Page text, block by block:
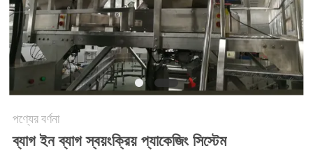
SITEMAP
গোপনীয়তা
নীতি
পণ্যের বর্ণনা
ব্যাগ ইন ব্যাগ স্বয়ংক্রিয় প্যাকেজিং সিস্টেম